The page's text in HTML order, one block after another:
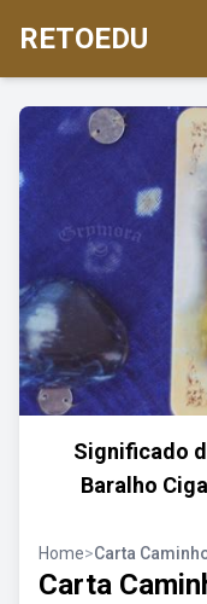
RETOEDU
Significado
Baralho
Home>Carta
Carta